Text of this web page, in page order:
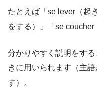
たとえば「se lever（起
をする）」「se coucher
分かりやすく説明をす
きに用いられます（主
す）。